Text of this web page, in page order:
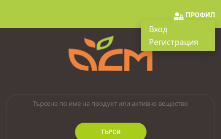
ПРОФИЛ
Вход
Регистрация
ТЪРСИ